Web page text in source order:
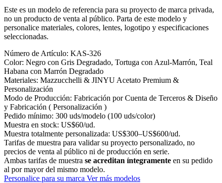
Este es un modelo de referencia para su proyecto de marca privada,
no un producto de venta al público. Parta de este modelo y
personalice materiales, colores, lentes, logotipo y especificaciones
seleccionadas.
Número de Artículo: KAS-326
Color: Negro con Gris Degradado, Tortuga con Azul-Marrón, Teal
Habana con Marrón Degradado
Materiales: Mazzucchelli & JINYU Acetato Premium &
Personalización
Modo de Producción: Fabricación por Cuenta de Terceros & Diseño
y Fabricación ( Personalización )
Pedido mínimo: 300 uds/modelo (100 uds/color)
Muestra en stock: US$60/ud.
Muestra totalmente personalizada: US$300–US$600/ud.
Tarifas de muestra para validar su proyecto personalizado, no
precios de venta al público ni de producción en serie.
Ambas tarifas de muestra se acreditan íntegramente en su pedido
al por mayor del mismo modelo.
Personalice para su marca Ver más modelos